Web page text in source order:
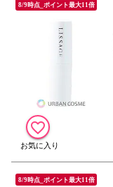
8/9時点_ポイント最大11倍
8/9時点_ポイント最大11倍